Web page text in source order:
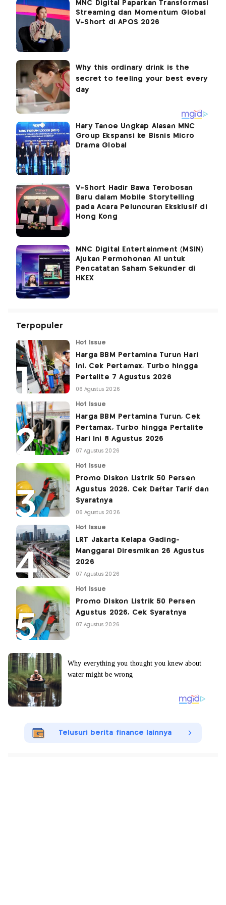
MNC Digital Paparkan Transformasi
Streaming dan Momentum Global
V+Short di APOS 2026
Hary Tanoe Ungkap Alasan MNC
Group Ekspansi ke Bisnis Micro
Drama Global
V+Short Hadir Bawa Terobosan
Baru dalam Mobile Storytelling
pada Acara Peluncuran Eksklusif di
Hong Kong
MNC Digital Entertainment (MSIN)
Ajukan Permohonan A1 untuk
Pencatatan Saham Sekunder di
HKEX
Terpopuler
Hot Issue
Harga BBM Pertamina Turun Hari
Ini, Cek Pertamax, Turbo hingga
Pertalite 7 Agustus 2026
06 Agustus 2026
Hot Issue
Harga BBM Pertamina Turun, Cek
Pertamax, Turbo hingga Pertalite
Hari Ini 8 Agustus 2026
07 Agustus 2026
Hot Issue
Promo Diskon Listrik 50 Persen
Agustus 2026, Cek Daftar Tarif dan
Syaratnya
06 Agustus 2026
Hot Issue
LRT Jakarta Kelapa Gading-
Manggarai Diresmikan 26 Agustus
2026
07 Agustus 2026
Hot Issue
Promo Diskon Listrik 50 Persen
Agustus 2026, Cek Syaratnya
07 Agustus 2026
Telusuri berita finance lainnya